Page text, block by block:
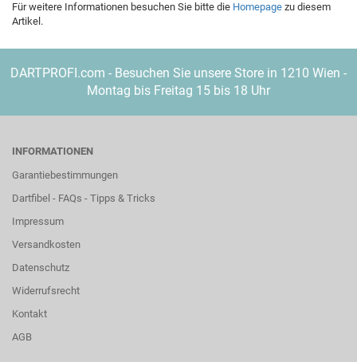
Für weitere Informationen besuchen Sie bitte die Homepage zu diesem
Artikel.
DARTPROFI.com - Besuchen Sie unsere Store in 1210 Wien -
Montag bis Freitag 15 bis 18 Uhr
INFORMATIONEN
Garantiebestimmungen
Dartfibel - FAQs - Tipps & Tricks
Impressum
Versandkosten
Datenschutz
Widerrufsrecht
Kontakt
AGB